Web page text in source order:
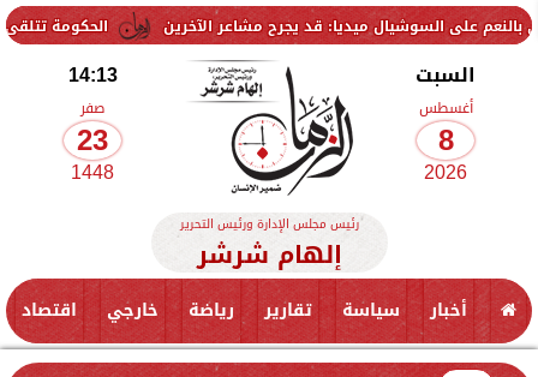
الحكومة تتلقى 229 ألف شكوى وطلب واستفسار خلال يوليو.. ومدبولي يوجه بسرعة الاستجابة للمواطنين ميديا: قد يجرح مشاعر الآخرين
السبت
أغسطس
8
2026
14:13
صفر
23
1448
رئيس مجلس الإدارة ورئيس التحرير
إلهام شرشر
أخبار سياسة تقارير رياضة خارجي اقتصاد